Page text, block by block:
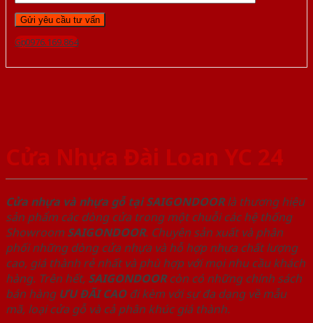
Gọi 0976.169.864
Cửa Nhựa Đài Loan YC 24
Cửa nhựa và nhựa gỗ tại SAIGONDOORlà thương hiệu
sản phẩm các dòng cửa trong một chuỗi các hệ thống
Showroom SAIGONDOOR. Chuyên sản xuất và phân
phối những dòng cửa nhựa và hỗ hợp nhựa chất lượng
cao, giá thành rẻ nhất và phù hợp với mọi nhu cầu khách
hàng. Trên hết, SAIGONDOORcòn có những chính sách
bán hàng ƯU ĐÃI CAOđi kèm với sự đa dạng về mẫu
mã, loại cửa gỗ và cả phân khúc giá thành.